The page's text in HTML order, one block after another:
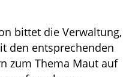
bittet die Verwaltung,
den entsprechenden
zum Thema Maut auf